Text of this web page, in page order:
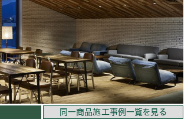
同一商品施工事例一覧を見る